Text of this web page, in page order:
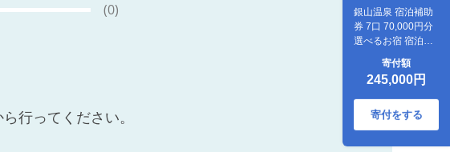
銀山温泉 宿泊補助
券 7口 70,000円分
選べるお宿 宿泊券
温泉 旅行 東北 山形
尾花沢 kb-tcgsx7
寄付額
245,000円
寄付をする
(0)
ら行ってください。